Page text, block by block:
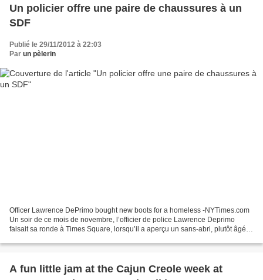
Un policier offre une paire de chaussures à un
SDF
Publié le 29/11/2012 à 22:03
Par un pèlerin
Officer Lawrence DePrimo bought new boots for a homeless -NYTimes.com
Un soir de ce mois de novembre, l’officier de police Lawrence Deprimo
faisait sa ronde à Times Square, lorsqu’il a aperçu un sans-abri, plutôt âgé,
A fun little jam at the Cajun Creole week at